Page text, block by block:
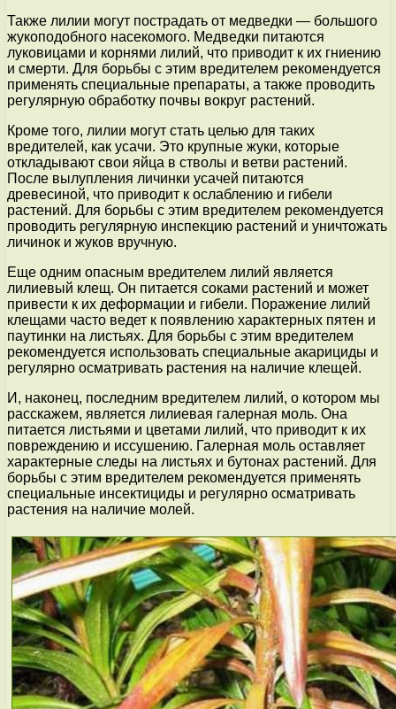
Также лилии могут пострадать от медведки — большого
жукоподобного насекомого. Медведки питаются
луковицами и корнями лилий, что приводит к их гниению
и смерти. Для борьбы с этим вредителем рекомендуется
применять специальные препараты, а также проводить
регулярную обработку почвы вокруг растений.
Кроме того, лилии могут стать целью для таких
вредителей, как усачи. Это крупные жуки, которые
откладывают свои яйца в стволы и ветви растений.
После вылупления личинки усачей питаются
древесиной, что приводит к ослаблению и гибели
растений. Для борьбы с этим вредителем рекомендуется
проводить регулярную инспекцию растений и уничтожать
личинок и жуков вручную.
Еще одним опасным вредителем лилий является
лилиевый клещ. Он питается соками растений и может
привести к их деформации и гибели. Поражение лилий
клещами часто ведет к появлению характерных пятен и
паутинки на листьях. Для борьбы с этим вредителем
рекомендуется использовать специальные акарициды и
регулярно осматривать растения на наличие клещей.
И, наконец, последним вредителем лилий, о котором мы
расскажем, является лилиевая галерная моль. Она
питается листьями и цветами лилий, что приводит к их
повреждению и иссушению. Галерная моль оставляет
характерные следы на листьях и бутонах растений. Для
борьбы с этим вредителем рекомендуется применять
специальные инсектициды и регулярно осматривать
растения на наличие молей.